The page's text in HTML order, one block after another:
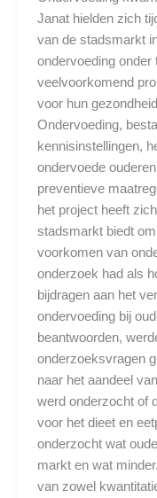
Janat hielden zich
van de stadsmarkt
ondervoeding onder
veelvoorkomend
voor hun
Ondervoeding,
kennisinstellingen,
ondervoede
preventieve
het project heeft
stadsmarkt biedt
voorkomen van
onderzoek had als
bijdragen aan het
ondervoeding bij
beantwoorden,
onderzoeksvragen
naar het aandeel
werd onderzocht of
voor het dieet en
onderzocht wat
markt en wat
van zowel